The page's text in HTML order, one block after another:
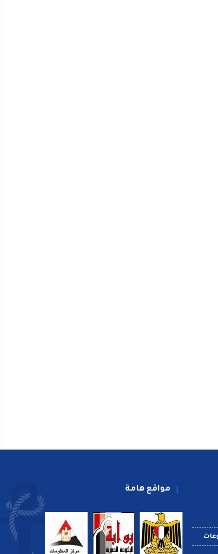
مواقع هامة